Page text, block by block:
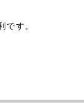
す。